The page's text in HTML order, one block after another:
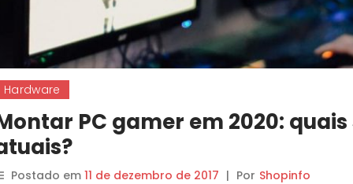
Hardware
PC gamer em 2020:
Postado em 11 de dezembro de 2017 | Por Shopinfo